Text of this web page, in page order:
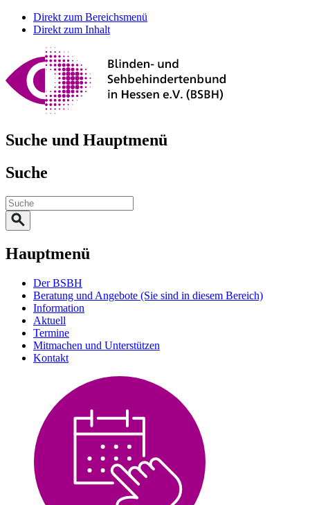
Direkt zum Bereichsmenü
Direkt zum Inhalt
Suche und Hauptmenü
Suche
Hauptmenü
Der BSBH
Beratung und Angebote (Sie sind in diesem Bereich)
Information
Aktuell
Termine
Mitmachen und Unterstützen
Kontakt